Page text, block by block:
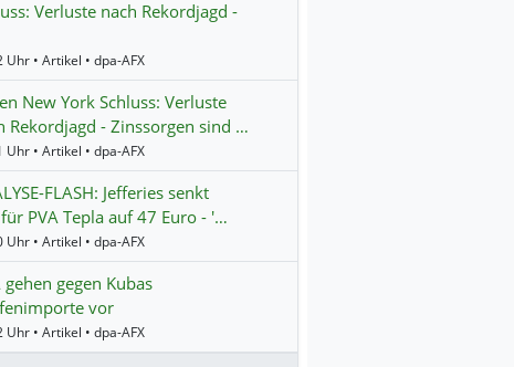
Verluste nach Rekordjagd -
Uhr • Artikel • dpa-AFX
New York Schluss: Verluste
Rekordjagd - Zinssorgen sind …
Uhr • Artikel • dpa-AFX
FLASH: Jefferies senkt
PVA Tepla auf 47 Euro - '…
Uhr • Artikel • dpa-AFX
gehen gegen Kubas
vor
Uhr • Artikel • dpa-AFX